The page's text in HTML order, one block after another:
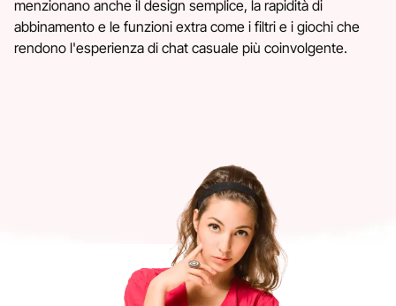
menzionano anche il design semplice, la rapidità di
abbinamento e le funzioni extra come i filtri e i giochi che
rendono l'esperienza di chat casuale più coinvolgente.